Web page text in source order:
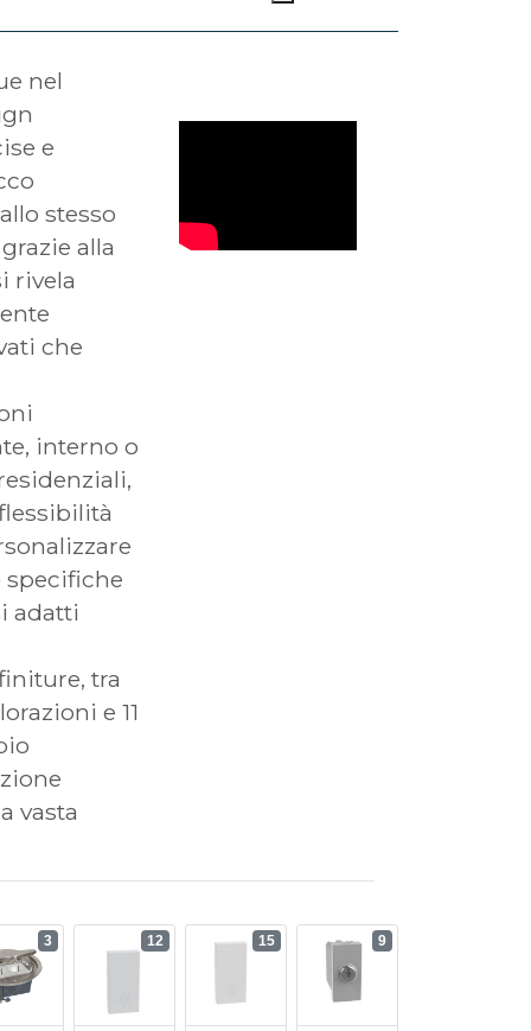
nel
e
stesso
alla
rivela
che
interno o
adatti
tra
e 11
vasta
3 12 15 9